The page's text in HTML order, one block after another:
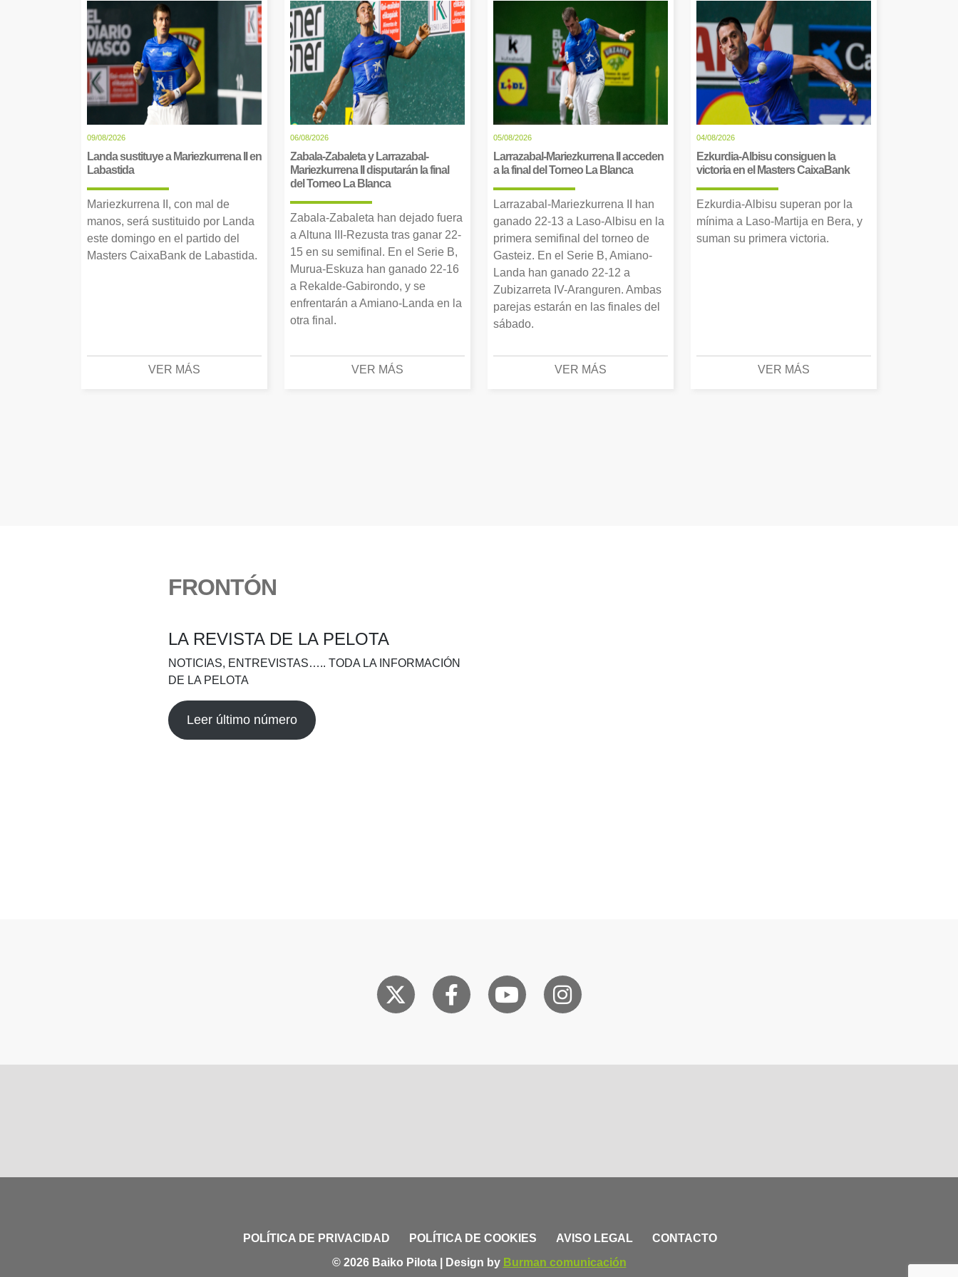
09/08/2026
Landa sustituye a Mariezkurrena II en
Labastida
Mariezkurrena II, con mal de
manos, será sustituido por Landa
este domingo en el partido del
Masters CaixaBank de Labastida.
VER MÁS
06/08/2026
Zabala-Zabaleta y Larrazabal-
Mariezkurrena II disputarán la final
del Torneo La Blanca
Zabala-Zabaleta han dejado fuera
a Altuna III-Rezusta tras ganar 22-
15 en su semifinal. En el Serie B,
Murua-Eskuza han ganado 22-16
a Rekalde-Gabirondo, y se
enfrentarán a Amiano-Landa en la
otra final.
VER MÁS
05/08/2026
Larrazabal-Mariezkurrena II acceden
a la final del Torneo La Blanca
Larrazabal-Mariezkurrena II han
ganado 22-13 a Laso-Albisu en la
primera semifinal del torneo de
Gasteiz. En el Serie B, Amiano-
Landa han ganado 22-12 a
Zubizarreta IV-Aranguren. Ambas
parejas estarán en las finales del
sábado.
VER MÁS
04/08/2026
Ezkurdia-Albisu consiguen la
victoria en el Masters CaixaBank
Ezkurdia-Albisu superan por la
mínima a Laso-Martija en Bera, y
suman su primera victoria.
VER MÁS
FRONTÓN
LA REVISTA DE LA PELOTA
NOTICIAS, ENTREVISTAS….. TODA LA INFORMACIÓN
DE LA PELOTA
Leer último número
POLÍTICA DE PRIVACIDAD POLÍTICA DE COOKIES AVISO LEGAL
CONTACTO
© 2026 Baiko Pilota | Design by Burman comunicación